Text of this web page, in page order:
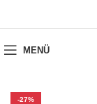
MENÜ
-27%